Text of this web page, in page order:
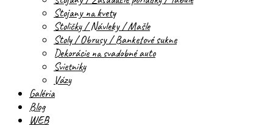
Stojany na kvety
Stoličky / Návleky / Mašle
Stoly / Obrusy / Banketové sukne
Dekorácie na svadobné auto
Svietniky
Vázy
Galéria
Blog
WEB